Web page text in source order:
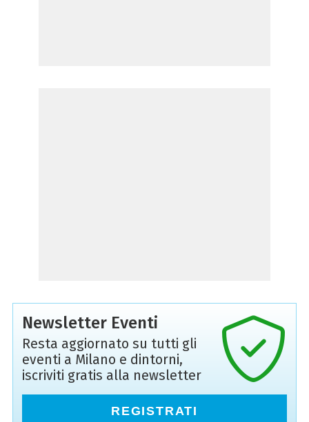
Newsletter Eventi
Resta aggiornato su tutti gli
eventi a Milano e dintorni,
iscriviti gratis alla newsletter
REGISTRATI